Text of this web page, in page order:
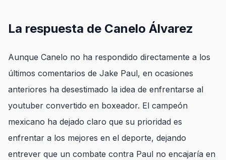
La respuesta de Canelo Álvarez
Aunque Canelo no ha respondido directamente a los
últimos comentarios de Jake Paul, en ocasiones
anteriores ha desestimado la idea de enfrentarse al
youtuber convertido en boxeador. El campeón
mexicano ha dejado claro que su prioridad es
enfrentar a los mejores en el deporte, dejando
entrever que un combate contra Paul no encajaría en